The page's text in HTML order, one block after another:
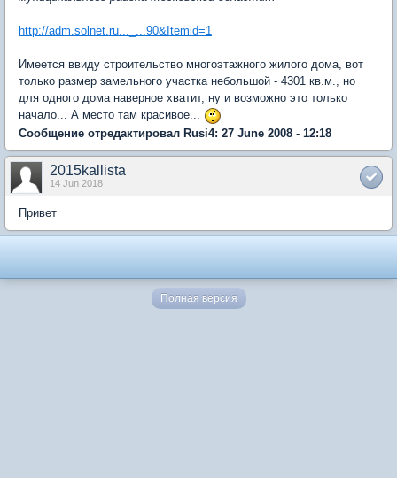
http://adm.solnet.ru..._...90&Itemid=1
Имеется ввиду строительство многоэтажного жилого дома, вот
только размер замельного участка небольшой - 4301 кв.м., но
для одного дома наверное хватит, ну и возможно это только
начало... А место там красивое...
Сообщение отредактировал Rusi4: 27 June 2008 - 12:18
2015kallista
14 Jun 2018
Привет
Полная версия